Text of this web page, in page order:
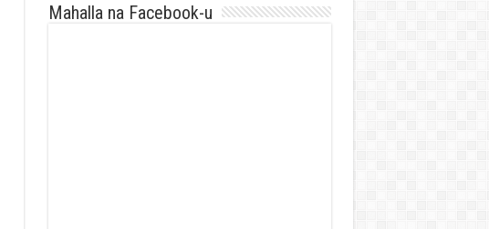
Mahalla na Facebook-u